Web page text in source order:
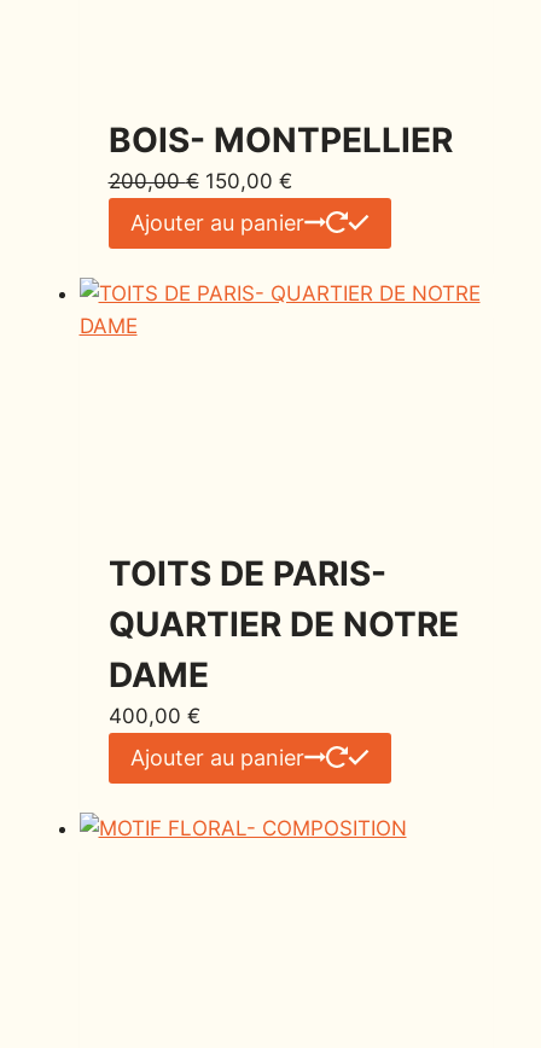
BOIS- MONTPELLIER
200,00€ 150,00 €
Ajouter au panier
TOITS DE PARIS-
QUARTIER DE NOTRE
DAME
400,00 €
Ajouter au panier